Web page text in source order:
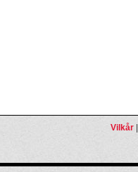
Vilkår